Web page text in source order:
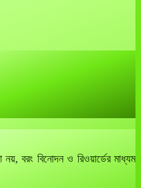
নয়, বরং বিনোদন ও রিওয়ার্ডের মাধ্যম